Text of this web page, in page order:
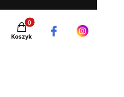
Produkty w koszyku: 0.
Koszyk